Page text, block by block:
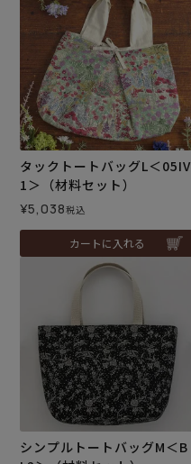
タックトートバッグL＜05IV
1＞（材料セット）
¥5,038税込
カートに入れる
シンプルトートバッグM＜B